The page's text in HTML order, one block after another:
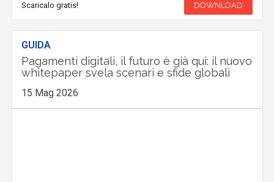
Scaricalo gratis! DOWNLOAD
GUIDA
Pagamenti digitali, il futuro è già qui: il nuovo
whitepaper svela scenari e sfide globali
15 Mag 2026